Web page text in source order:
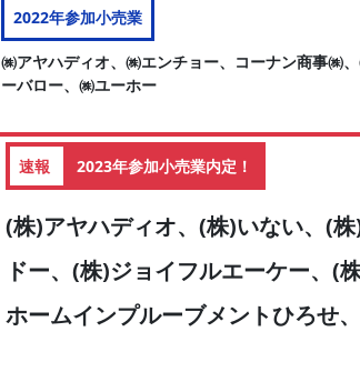
2022年参加小売業
㈱アヤハディオ、㈱エンチョー、コーナン商事㈱
ーバロー、㈱ユーホー
速報 2023年参加小売業内定！
(株)アヤハディオ、(株)いない、(
ドー、(株)ジョイフルエーケー、(
ホームインプルーブメントひろせ